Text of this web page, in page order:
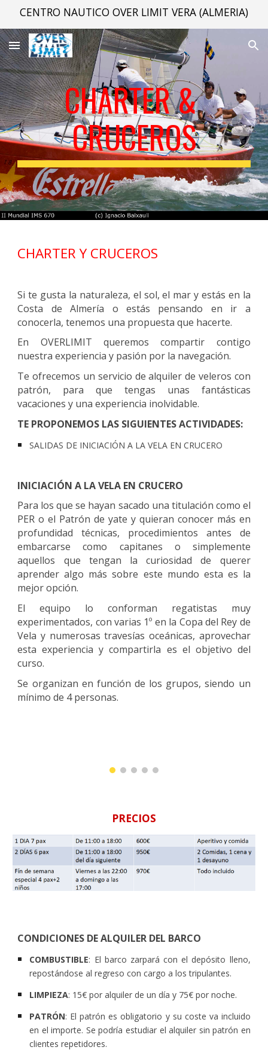
CENTRO NAUTICO OVER LIMIT VERA (ALMERIA)
CHARTER &
CRUCEROS
CHARTER Y CRUCEROS
Si te gusta la naturaleza, el sol, el mar y estás en la
Costa de Almería o estás pensando en ir a
conocerla, tenemos una propuesta que hacerte.
En OVERLIMIT queremos compartir contigo
nuestra experiencia y pasión por la navegación.
Te ofrecemos un servicio de alquiler de veleros con
patrón, para que tengas unas fantásticas
vacaciones y una experiencia inolvidable.
TE PROPONEMOS LAS SIGUIENTES ACTIVIDADES:
SALIDAS DE INICIACIÓN A LA VELA EN CRUCERO
INICIACIÓN A LA VELA EN CRUCERO
Para los que se hayan sacado una titulación como el
PER o el Patrón de yate y quieran conocer más en
profundidad técnicas, procedimientos antes de
embarcarse como capitanes o simplemente
aquellos que tengan la curiosidad de querer
aprender algo más sobre este mundo esta es la
mejor opción.
El equipo lo conforman regatistas muy
experimentados, con varias 1º en la Copa del Rey de
Vela y numerosas travesías oceánicas, aprovechar
esta experiencia y compartirla es el objetivo del
curso.
Se organizan en función de los grupos, siendo un
mínimo de 4 personas.
PRECIOS
CONDICIONES DE ALQUILER DEL BARCO
COMBUSTIBLE: El barco zarpará con el depósito lleno,
repostándose al regreso con cargo a los tripulantes.
LIMPIEZA: 15€ por alquiler de un día y 75€ por noche.
PATRÓN: El patrón es obligatorio y su coste va incluido
en el importe. Se podría estudiar el alquiler sin patrón en
clientes repetidores.